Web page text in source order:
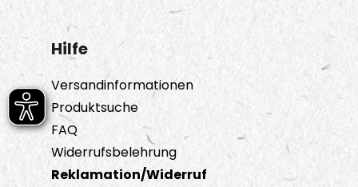
Hilfe
Versandinformationen
Produktsuche
FAQ
Widerrufsbelehrung
Reklamation/Widerruf